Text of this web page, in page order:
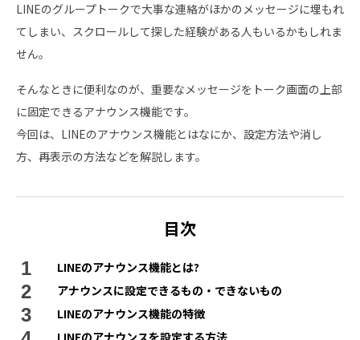
LINEのグループトークで大事な連絡がほかのメッセージに埋もれ
てしまい、スクロールして探した経験がある人もいるかもしれま
せん。
そんなときに便利なのが、重要なメッセージをトーク画面の上部
に固定できるアナウンス機能です。
今回は、LINEのアナウンス機能とはなにか、設定方法や消し
方、再表示の方法などを解説します。
目次
LINEのアナウンス機能とは?
アナウンスに設定できるもの・できないもの
LINEのアナウンス機能の特徴